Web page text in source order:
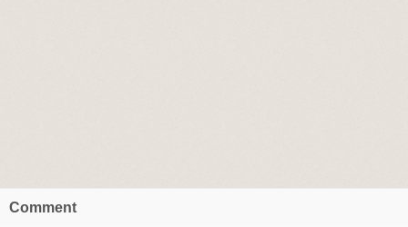
Comment